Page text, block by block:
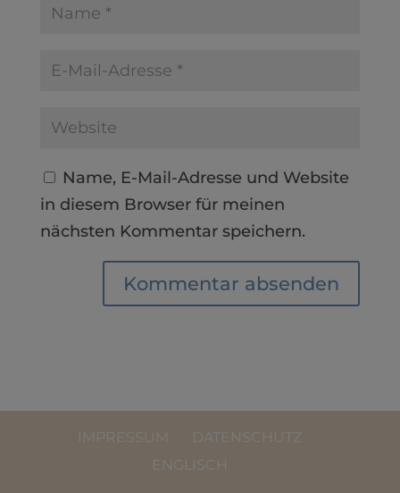
Name, E-Mail-Adresse und Website
in diesem Browser für meinen
nächsten Kommentar speichern.
IMPRESSUM
DATENSCHUTZ
ENGLISCH